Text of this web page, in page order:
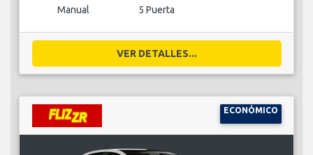
Manual 5 Puerta
VER DETALLES...
ECONÓMICO